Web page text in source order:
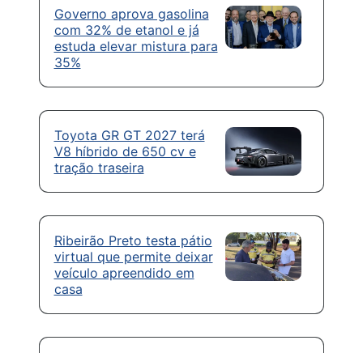
Governo aprova gasolina
com 32% de etanol e já
estuda elevar mistura para
35%
Toyota GR GT 2027 terá
V8 híbrido de 650 cv e
tração traseira
Ribeirão Preto testa pátio
virtual que permite deixar
veículo apreendido em
casa